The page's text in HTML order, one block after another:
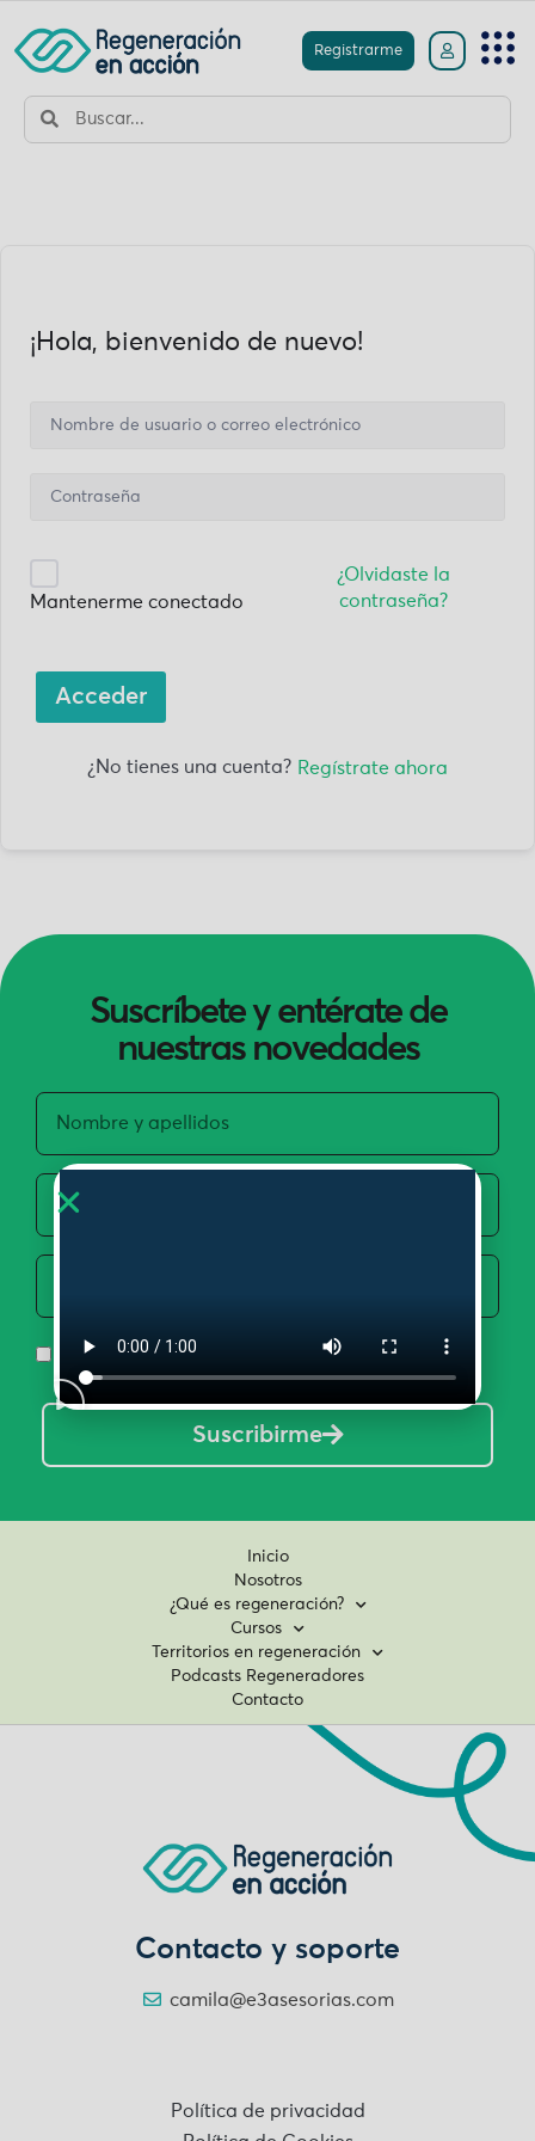
Registrarme
¡Hola, bienvenido de nuevo!
Mantenerme conectado
¿Olvidaste la
contraseña?
Acceder
¿No tienes una cuenta? Regístrate ahora
Suscríbete y entérate de
nuestras novedades
Acepto la Política de Privacidad y Uso de Datos
Suscribirme
Inicio
Nosotros
¿Qué es regeneración?
Cursos
Territorios en regeneración
Podcasts Regeneradores
Contacto
Contacto y soporte
camila@e3asesorias.com
Política de privacidad